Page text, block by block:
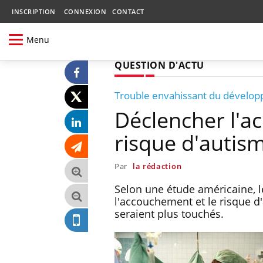
INSCRIPTION CONNEXION CONTACT
Menu
QUESTION D'ACTU
Trouble envahissant du
Déclencher
risque
Par la rédaction
Selon une étude
l'accouchement et le risque
seraient plus touchés.